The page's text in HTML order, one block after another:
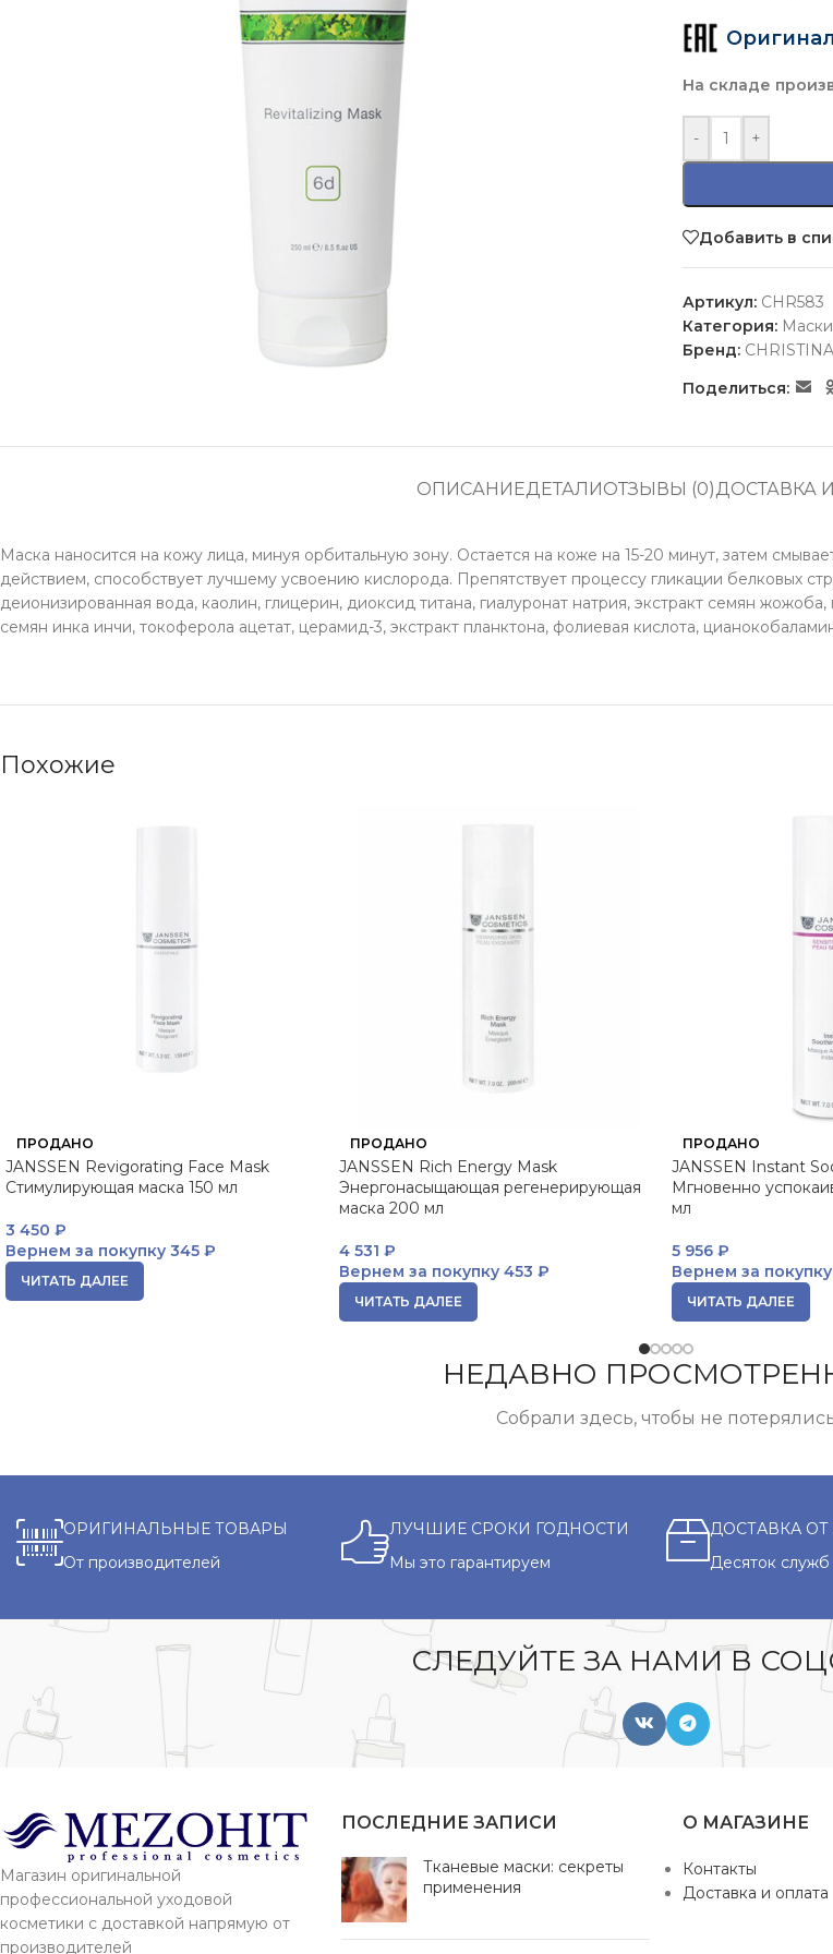
На складе
- +
Добавить в
Артикул: CHR583
Категория:
Бренд: CHRISTINA
Поделиться:
ОПИСАНИЕДЕТАЛИОТЗЫВЫ (0)ДОСТАВКА
Маска наносится на кожу лица, минуя орбитальную зону. Остается на коже на 15-20 минут, затем
действием, способствует лучшему усвоению кислорода. Препятствует процессу гликации белковых
деионизированная вода, каолин, глицерин, диоксид титана, гиалуронат натрия, экстракт семян
семян инка инчи, токоферола ацетат, церамид-3, экстракт планктона, фолиевая кислота,
Похожие
ПРОДАНО
JANSSEN Revigorating Face Mask
Стимулирующая маска 150 мл
3 450 ₽
Вернем за покупку 345 ₽
ЧИТАТЬ ДАЛЕЕ
ПРОДАНО
JANSSEN Rich Energy Mask
Энергонасыщающая регенерирующая
маска 200 мл
4 531 ₽
Вернем за покупку453 ₽
ЧИТАТЬ ДАЛЕЕ
ПРОДАНО
JANSSEN Instant
Мгновенно
мл
5 956 ₽
Вернем за покупку
ЧИТАТЬ ДАЛЕЕ
НЕДАВНО
Собрали здесь, чтобы не
ОРИГИНАЛЬНЫЕ ТОВАРЫ
От производителей
ЛУЧШИЕ СРОКИ ГОДНОСТИ
Мы это гарантируем
ДОСТАВКА ОТ
Десяток служб
СЛЕДУЙТЕ ЗА НАМИ В
Магазин оригинальной
профессиональной уходовой
косметики с доставкой напрямую от
производителей
ПОСЛЕДНИЕ ЗАПИСИ
Тканевые маски: секреты
применения
О МАГАЗИНЕ
Контакты
Доставка и оплата